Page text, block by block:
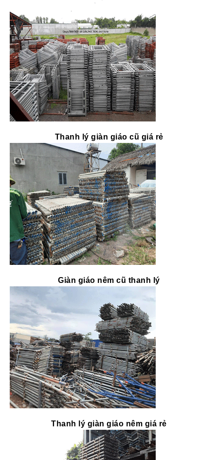
Thanh lý giàn giáo cũ giá rẻ
Giàn giáo nêm cũ thanh lý
Thanh lý giàn giáo nêm giá rẻ